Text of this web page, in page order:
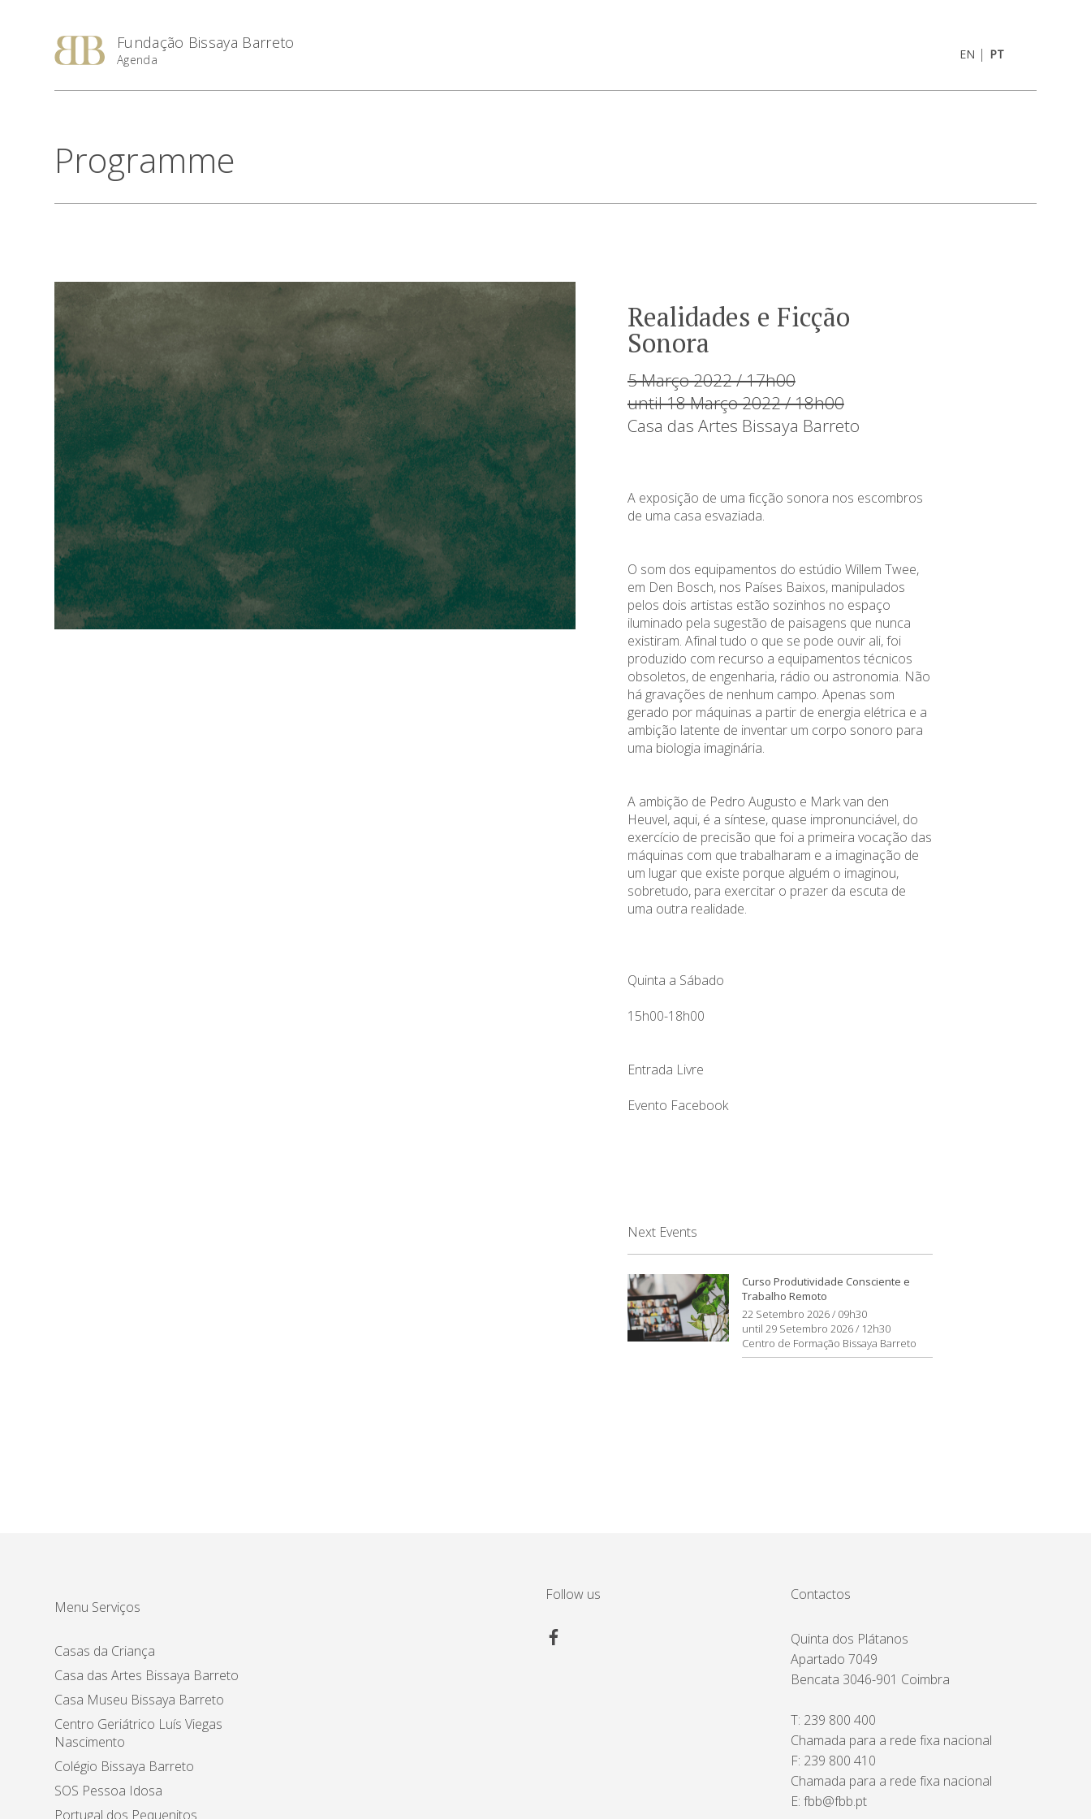
Fundação Bissaya Barreto
Agenda EN | PT
Programme
Realidades e Ficção
Sonora
5 Março 2022 / 17h00
until 18 Março 2022 / 18h00
Casa das Artes Bissaya Barreto
A exposição de uma ficção sonora nos escombros
de uma casa esvaziada.
O som dos equipamentos do estúdio Willem Twee,
em Den Bosch, nos Países Baixos, manipulados
pelos dois artistas estão sozinhos no espaço
iluminado pela sugestão de paisagens que nunca
existiram. Afinal tudo o que se pode ouvir ali, foi
produzido com recurso a equipamentos técnicos
obsoletos, de engenharia, rádio ou astronomia. Não
há gravações de nenhum campo. Apenas som
gerado por máquinas a partir de energia elétrica e a
ambição latente de inventar um corpo sonoro para
uma biologia imaginária.
A ambição de Pedro Augusto e Mark van den
Heuvel, aqui, é a síntese, quase impronunciável, do
exercício de precisão que foi a primeira vocação das
máquinas com que trabalharam e a imaginação de
um lugar que existe porque alguém o imaginou,
sobretudo, para exercitar o prazer da escuta de
uma outra realidade.
Quinta a Sábado
15h00-18h00
Entrada Livre
Evento Facebook
Next Events
Curso Produtividade Consciente e
Trabalho Remoto
22 Setembro 2026 / 09h30
until 29 Setembro 2026 / 12h30
Centro de Formação Bissaya Barreto
Menu Serviços
Casas da Criança
Casa das Artes Bissaya Barreto
Casa Museu Bissaya Barreto
Centro Geriátrico Luís Viegas
Nascimento
Colégio Bissaya Barreto
SOS Pessoa Idosa
Portugal dos Pequenitos
Follow us Contactos
Quinta dos Plátanos
Apartado 7049
Bencata 3046-901 Coimbra
T: 239 800 400
Chamada para a rede fixa nacional
F: 239 800 410
Chamada para a rede fixa nacional
E:fbb@fbb.pt